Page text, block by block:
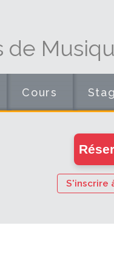
de
Cours
S'inscrire